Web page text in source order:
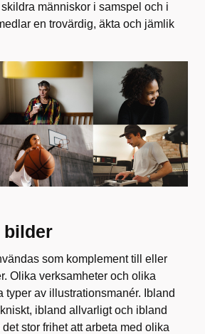
människor i samspel och i
en trovärdig, äkta och jämlik
bilder
som komplement till eller
Olika verksamheter och olika
typer av illustrationsmanér. Ibland
ibland allvarligt och ibland
stor frihet att arbeta med olika